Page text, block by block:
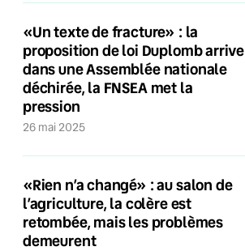
«Un texte de fracture» : la
proposition de loi Duplomb arrive
dans une Assemblée nationale
déchirée, la FNSEA met la
pression
26 mai 2025
«Rien n’a changé» : au salon de
l’agriculture, la colère est
retombée, mais les problèmes
demeurent